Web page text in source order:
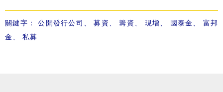
關鍵字：公開發行公司 、募資、籌資、 現增、 國泰金、 富邦
金、 私募